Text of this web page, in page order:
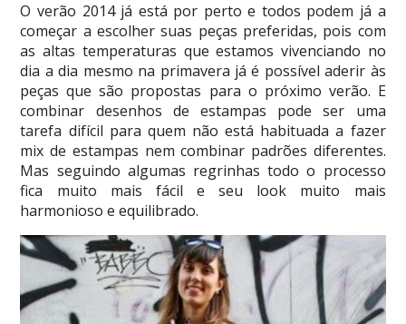
O verão 2014 já está por perto e todos podem já a
começar a escolher suas peças preferidas, pois com
as altas temperaturas que estamos vivenciando no
dia a dia mesmo na primavera já é possível aderir às
peças que são propostas para o próximo verão. E
combinar desenhos de estampas pode ser uma
tarefa difícil para quem não está habituada a fazer
mix de estampas nem combinar padrões diferentes.
Mas seguindo algumas regrinhas todo o processo
fica muito mais fácil e seu look muito mais
harmonioso e equilibrado.